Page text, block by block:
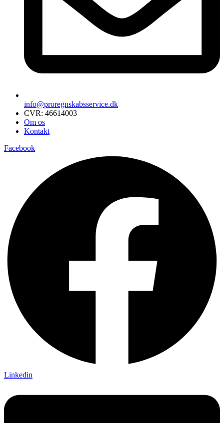
info@proregnskabsservice.dk
CVR: 46614003
Om os
Kontakt
Facebook
Linkedin